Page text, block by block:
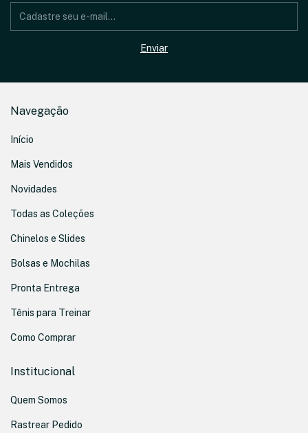
Navegação
Início
Mais Vendidos
Novidades
Todas as Coleções
Chinelos e Slides
Bolsas e Mochilas
Pronta Entrega
Tênis para Treinar
Como Comprar
Institucional
Quem Somos
Rastrear Pedido